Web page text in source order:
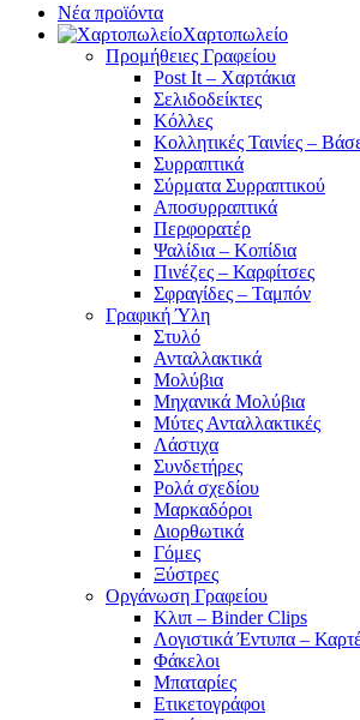
Νέα προϊόντα
Χαρτοπωλείο
Προμήθειες Γραφείου
Post It – Χαρτάκια
Σελιδοδείκτες
Κόλλες
Κολλητικές Ταινίες –
Συρραπτικά
Σύρματα Συρραπτικού
Αποσυρραπτικά
Περφορατέρ
Ψαλίδια – Κοπίδια
Πινέζες – Καρφίτσες
Σφραγίδες – Ταμπόν
Γραφική Ύλη
Στυλό
Ανταλλακτικά
Μολύβια
Μηχανικά Μολύβια
Μύτες Ανταλλακτικές
Λάστιχα
Συνδετήρες
Ρολά σχεδίου
Μαρκαδόροι
Διορθωτικά
Γόμες
Ξύστρες
Οργάνωση Γραφείου
Κλιπ – Binder Clips
Λογιστικά Έντυπα –
Φάκελοι
Μπαταρίες
Ετικετογράφοι